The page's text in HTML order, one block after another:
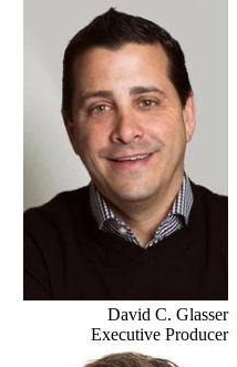
David C. Glasser
Executive Producer